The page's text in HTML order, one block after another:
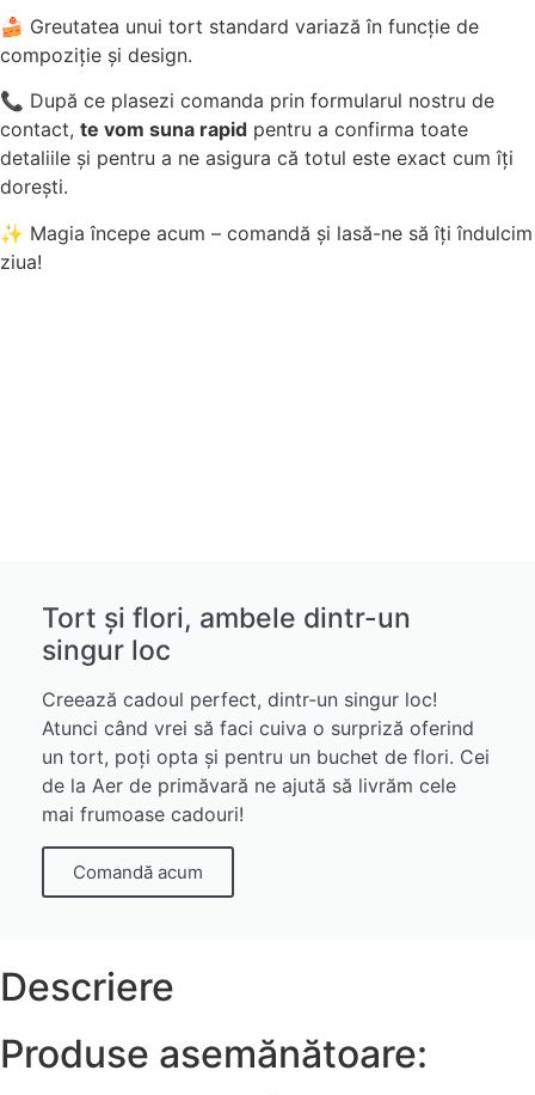
🍰 Greutatea unui tort standard variază în funcție de
compoziție și design.
📞 După ce plasezi comanda prin formularul nostru de
contact, te vom suna rapid pentru a confirma toate
detaliile și pentru a ne asigura că totul este exact cum îți
dorești.
✨ Magia începe acum – comandă și lasă-ne să îți îndulcim
ziua!
Tort și flori, ambele dintr-un
singur loc
Creează cadoul perfect, dintr-un singur loc!
Atunci când vrei să faci cuiva o surpriză oferind
un tort, poți opta și pentru un buchet de flori. Cei
de la Aer de primăvară ne ajută să livrăm cele
mai frumoase cadouri!
Comandă acum
Descriere
Produse asemănătoare: